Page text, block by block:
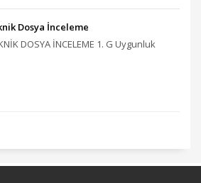
Dosya İnceleme
DOSYA İNCELEME 1. G Uygunluk